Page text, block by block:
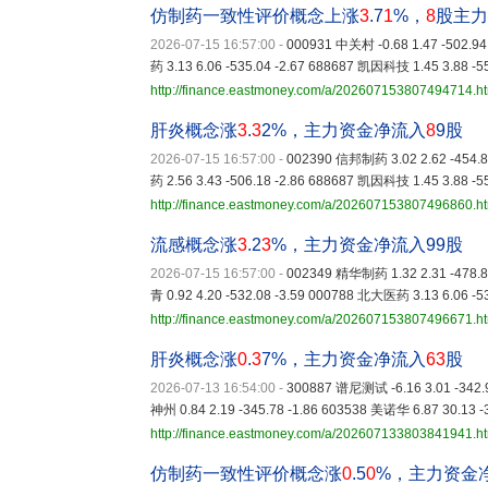
仿制药一致性评价概念上涨3.71%， 8股主
2026-07-15 16:57:00 - 000931 中关村 -0.68 1.47 -
药 3.13 6.06 -535.04 -2.67 688687 凯因科技 1.45 3.88 -
http://finance.eastmoney.com/a/
肝炎概念涨3.32%，主力资金净流入89股
2026-07-15 16:57:00 - 002390 信邦制药 3.02 2.62 -
药 2.56 3.43 -506.18 -2.86 688687 凯因科技 1.45 3.88 -
http://finance.eastmoney.com/a/
流感概念涨3.23%，主力资金净流入99股
2026-07-15 16:57:00 - 002349 精华制药 1.32 2.31 -
青 0.92 4.20 -532.08 -3.59 000788 北大医药 3.13 6.06 -
http://finance.eastmoney.com/a/
肝炎概念涨0.37%，主力资金净流入63股
2026-07-13 16:54:00 - 300887 谱尼测试 -6.16 3.01 -
神州 0.84 2.19 -345.78 -1.86 603538 美诺华 6.87 30.13
http://finance.eastmoney.com/a/
仿制药一致性评价概念涨0.50%，主力资金